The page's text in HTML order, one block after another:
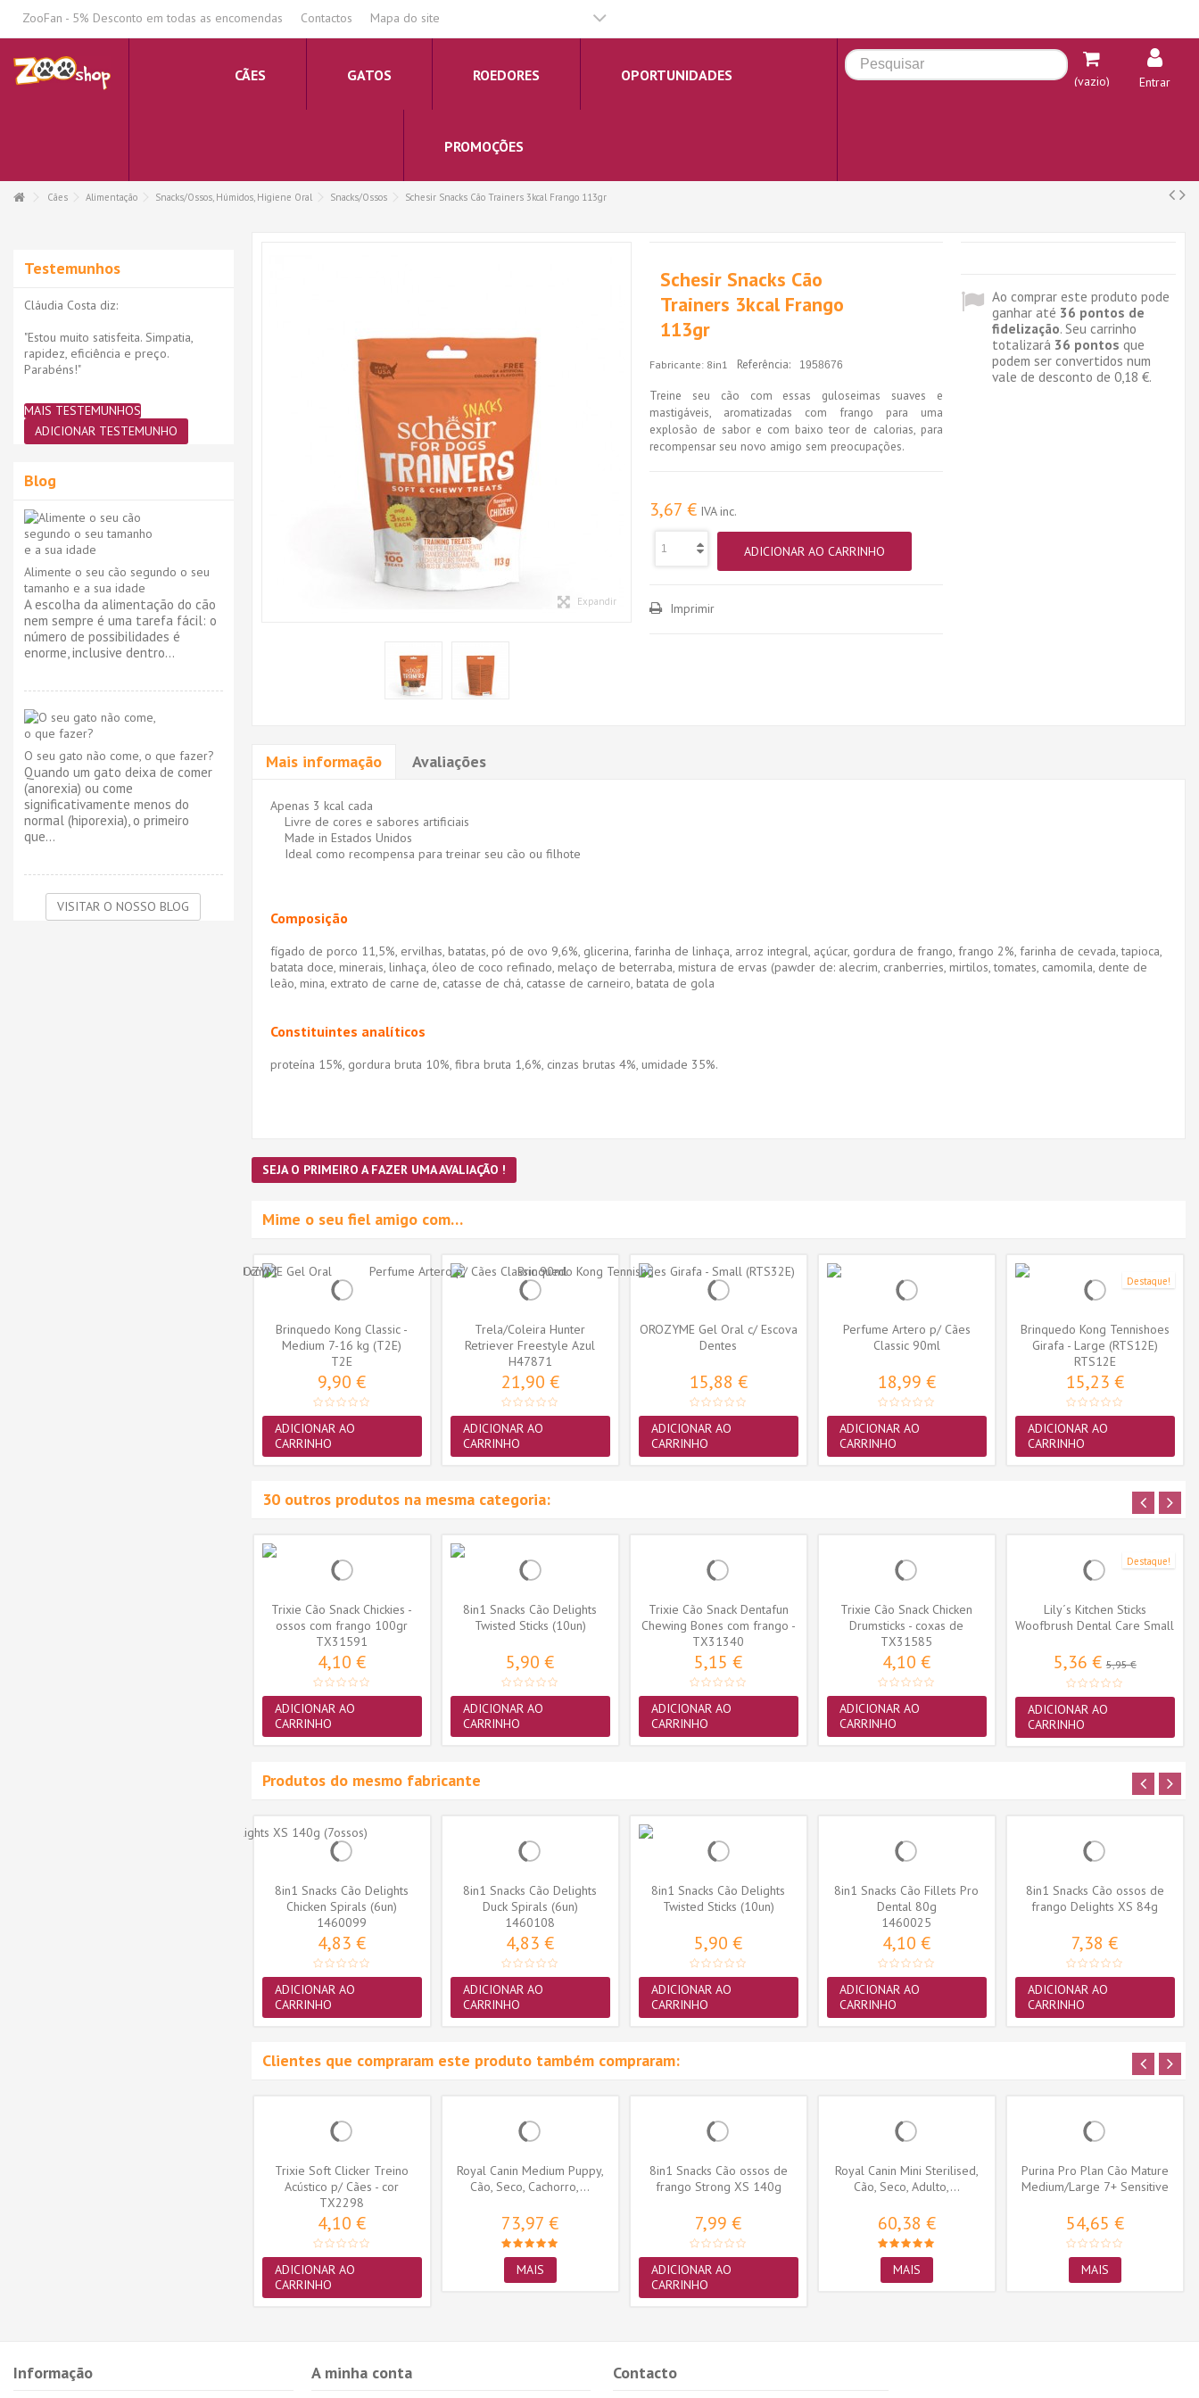
ZooFan - 5% Desconto em todas as encomendas Contactos Mapa do site
CÃES GATOS ROEDORES OPORTUNIDADES
PROMOÇÕES
(vazio) Entrar
Cães Alimentação Snacks/Ossos, Húmidos, Higiene Oral Snacks/Ossos Schesir Snacks Cão Trainers 3kcal Frango 113gr
Expandir
Schesir Snacks Cão
Trainers 3kcal Frango
113gr
Fabricante: 8in1 Referência: 1958676
Treine seu cão com essas guloseimas suaves e
mastigáveis, aromatizadas com frango para uma
explosão de sabor e com baixo teor de calorias, para
recompensar seu novo amigo sem preocupações.
3,67 € IVA inc.
ADICIONAR AO CARRINHO
Imprimir
Ao comprar este produto pode
ganhar até 36 pontos de
fidelização. Seu carrinho
totalizará 36 pontos que
podem ser convertidos num
vale de desconto de 0,18 €.
Mais informação Avaliações
Apenas 3 kcal cada
Livre de cores e sabores artificiais
Made in Estados Unidos
Ideal como recompensa para treinar seu cão ou filhote
Composição
fígado de porco 11,5%, ervilhas, batatas, pó de ovo 9,6%, glicerina, farinha de linhaça, arroz integral, açúcar, gordura de frango, frango 2%, farinha de cevada, tapioca,
batata doce, minerais, linhaça, óleo de coco refinado, melaço de beterraba, mistura de ervas (pawder de: alecrim, cranberries, mirtilos, tomates, camomila, dente de
leão, mina, extrato de carne de, catasse de chá, catasse de carneiro, batata de gola
Constituintes analíticos
proteína 15%, gordura bruta 10%, fibra bruta 1,6%, cinzas brutas 4%, umidade 35%.
SEJA O PRIMEIRO A FAZER UMA AVALIAÇÃO !
Mime o seu fiel amigo com…
Brinquedo Kong Classic -
Medium 7-16 kg (T2E)
T2E
9,90 €
ADICIONAR AO
CARRINHO
Trela/Coleira Hunter
Retriever Freestyle Azul
Petroleo...
H47871
21,90 €
ADICIONAR AO
CARRINHO
OROZYME Gel Oral c/ Escova
Dentes
15,88 €
ADICIONAR AO
CARRINHO
Perfume Artero p/ Cães
Classic 90ml
18,99 €
ADICIONAR AO
CARRINHO
Destaque!
Brinquedo Kong Tennishoes
Girafa - Large (RTS12E)
RTS12E
15,23 €
ADICIONAR AO
CARRINHO
30 outros produtos na mesma categoria:
Trixie Cão Snack Chickies -
ossos com frango 100gr
(TX31591)
TX31591
4,10 €
ADICIONAR AO
CARRINHO
8in1 Snacks Cão Delights
Twisted Sticks (10un)
5,90 €
ADICIONAR AO
CARRINHO
Trixie Cão Snack Dentafun
Chewing Bones com frango -
8...
TX31340
5,15 €
ADICIONAR AO
CARRINHO
Trixie Cão Snack Chicken
Drumsticks - coxas de
frango...
TX31585
4,10 €
ADICIONAR AO
CARRINHO
Destaque!
Lily´s Kitchen Sticks
Woofbrush Dental Care Small
5,36 €5,95 €
ADICIONAR AO
CARRINHO
Produtos do mesmo fabricante
8in1 Snacks Cão Delights
Chicken Spirals (6un)
1460099
4,83 €
ADICIONAR AO
CARRINHO
8in1 Snacks Cão Delights
Duck Spirals (6un)
1460108
4,83 €
ADICIONAR AO
CARRINHO
8in1 Snacks Cão Delights
Twisted Sticks (10un)
5,90 €
ADICIONAR AO
CARRINHO
8in1 Snacks Cão Fillets Pro
Dental 80g
1460025
4,10 €
ADICIONAR AO
CARRINHO
8in1 Snacks Cão ossos de
frango Delights XS 84g
7,38 €
ADICIONAR AO
CARRINHO
Clientes que compraram este produto também compraram:
Trixie Soft Clicker Treino
Acústico p/ Cães - cor
sortida...
TX2298
4,10 €
ADICIONAR AO
CARRINHO
Royal Canin Medium Puppy,
Cão, Seco, Cachorro,...
73,97 €
MAIS
8in1 Snacks Cão ossos de
frango Strong XS 140g
7,99 €
ADICIONAR AO
CARRINHO
Royal Canin Mini Sterilised,
Cão, Seco, Adulto,...
60,38 €
MAIS
Purina Pro Plan Cão Mature
Medium/Large 7+ Sensitive
54,65 €
MAIS
Testemunhos
Cláudia Costa diz:
"Estou muito satisfeita. Simpatia,
rapidez, eficiência e preço.
Parabéns!"
MAIS TESTEMUNHOS
ADICIONAR TESTEMUNHO
Blog
Alimente o seu cão segundo o seu
tamanho e a sua idade
A escolha da alimentação do cão
nem sempre é uma tarefa fácil: o
número de possibilidades é
enorme, inclusive dentro...
O seu gato não come, o que fazer?
Quando um gato deixa de comer
(anorexia) ou come
significativamente menos do
normal (hiporexia), o primeiro
que...
VISITAR O NOSSO BLOG
Informação A minha conta Contacto